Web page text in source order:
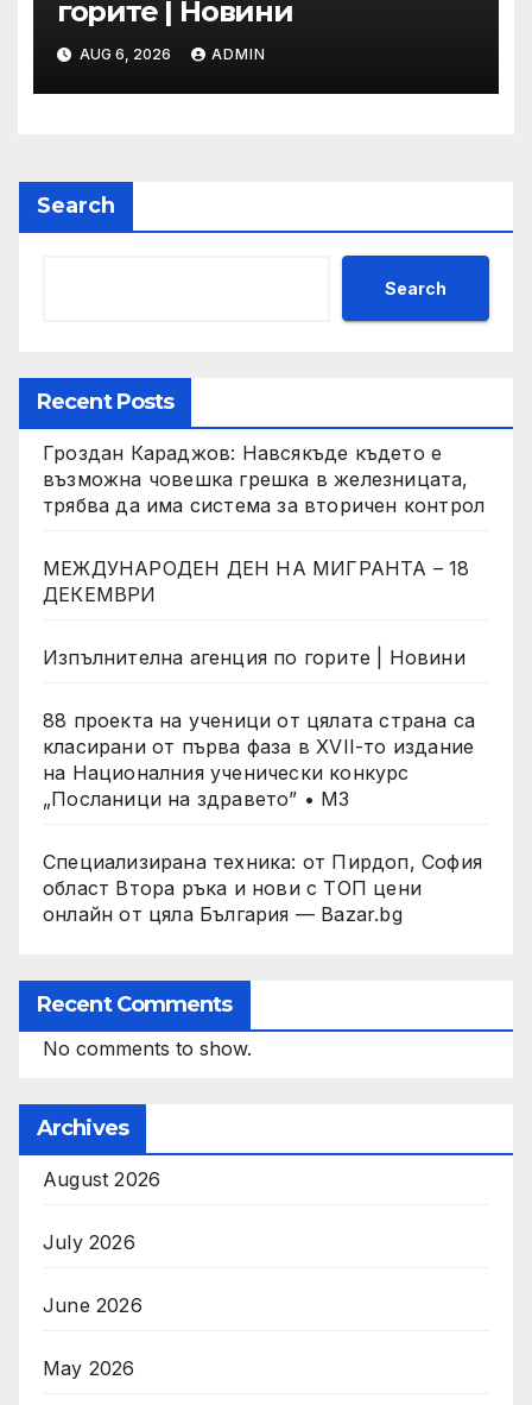
горите | Новини
AUG 6, 2026 ADMIN
Search
Search
Recent Posts
Гроздан Караджов: Навсякъде където е
възможна човешка грешка в железницата,
трябва да има система за вторичен контрол
МЕЖДУНАРОДЕН ДЕН НА МИГРАНТА – 18
ДЕКЕМВРИ
Изпълнителна агенция по горите | Новини
88 проекта на ученици от цялата страна са
класирани от първа фаза в XVII-то издание
на Националния ученически конкурс
„Посланици на здравето” • МЗ
Специализирана техника: от Пирдоп, София
област Втора ръка и нови с ТОП цени
онлайн от цяла България — Bazar.bg
Recent Comments
No comments to show.
Archives
August 2026
July 2026
June 2026
May 2026